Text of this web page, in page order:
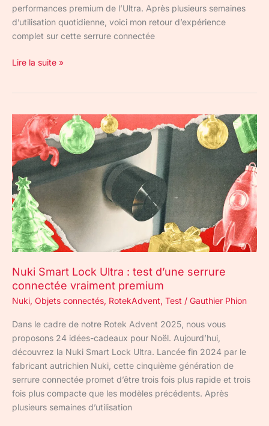
performances premium de l’Ultra. Après plusieurs semaines
d’utilisation quotidienne, voici mon retour d’expérience
complet sur cette serrure connectée
Lire la suite »
Nuki Smart Lock Ultra : test d’une serrure
connectée vraiment premium
Nuki, Objets connectés, RotekAdvent, Test / Gauthier Phion
Dans le cadre de notre Rotek Advent 2025, nous vous
proposons 24 idées-cadeaux pour Noël. Aujourd’hui,
découvrez la Nuki Smart Lock Ultra. Lancée fin 2024 par le
fabricant autrichien Nuki, cette cinquième génération de
serrure connectée promet d’être trois fois plus rapide et trois
fois plus compacte que les modèles précédents. Après
plusieurs semaines d’utilisation
Nuki
Smart
Lock
Ultra
:
test
d’une
serrure
connectée
vraiment